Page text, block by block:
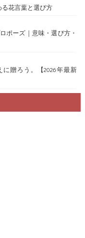
花言葉と選び方
ポーズ｜意味・選び方・
贈ろう。【2026年最新